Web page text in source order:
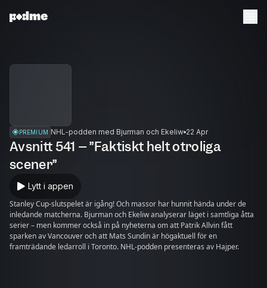
PREMIUM NHL-podden med Bjurman och Ekeliw 22 Apr
Avsnitt 541 – ”Faktiskt helt otroliga
scener”
Lytt i appen
Stanley Cup-slutspelet är igång! Och massor har hunnit hända under de
inledande matcherna. Bjurman och Ekeliw analyserar läget i samtliga åtta
serier – men kommer också in på nyheterna om att Patrik Allvin fått
sparken av Vancouver och att Mats Sundin är högaktuell för en
framträdande ledarroll i Toronto. NHL-podden presenteras av Hajper.